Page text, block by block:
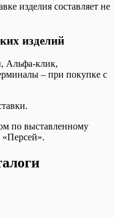
изделия составляет не
изделий
Альфа-клик,
– при покупке с
по выставленному